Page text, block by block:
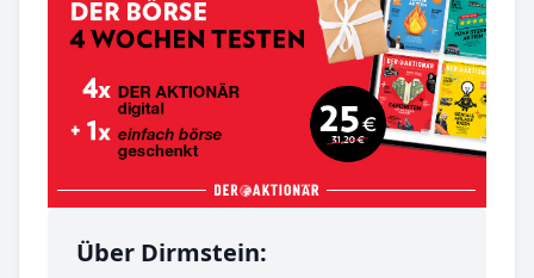
Über Dirmstein: